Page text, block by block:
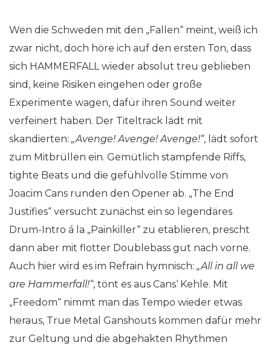
Wen die Schweden mit den „Fallen“ meint, weiß ich
zwar nicht, doch höre ich auf den ersten Ton, dass
sich HAMMERFALL wieder absolut treu geblieben
sind, keine Risiken eingehen oder große
Experimente wagen, dafür ihren Sound weiter
verfeinert haben. Der Titeltrack lädt mit
skandierten: „Avenge! Avenge! Avenge!“, lädt sofort
zum Mitbrüllen ein. Gemütlich stampfende Riffs,
tighte Beats und die gefühlvolle Stimme von
Joacim Cans runden den Opener ab. „The End
Justifies“ versucht zunächst ein so legendäres
Drum-Intro á la „Painkiller“ zu etablieren, prescht
dann aber mit flotter Doublebass gut nach vorne.
Auch hier wird es im Refrain hymnisch: „All in all we
are Hammerfall!“, tönt es aus Cans‘ Kehle. Mit
„Freedom“ nimmt man das Tempo wieder etwas
heraus, True Metal Ganshouts kommen dafür mehr
zur Geltung und die abgehakten Rhythmen